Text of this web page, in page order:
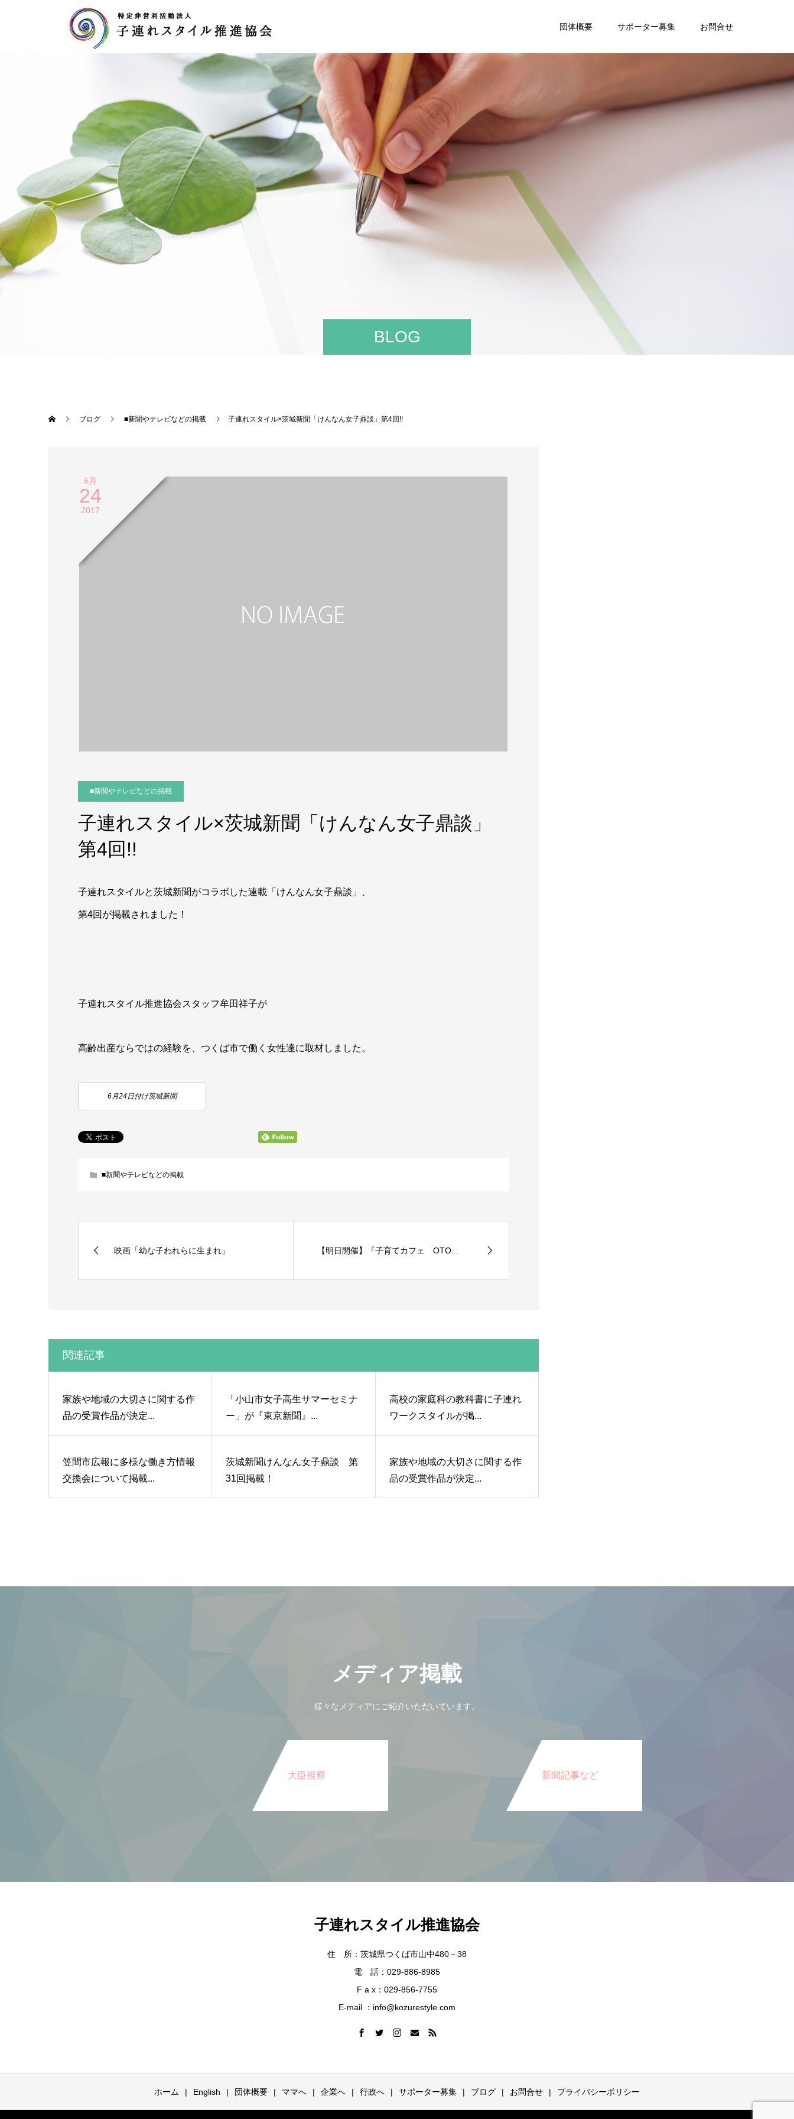
団体概要 サポーター募集 お問合せ
BLOG
ブログ ■新聞やテレビなどの掲載 子連れスタイル×茨城新聞「けんなん女子鼎談」第4回!!
6月
24
2017
■新聞やテレビなどの掲載
子連れスタイル×茨城新聞「けんなん女子鼎談」
第4回!!
子連れスタイルと茨城新聞がコラボした連載「けんなん女子鼎談」、
第4回が掲載されました！
子連れスタイル推進協会スタッフ牟田祥子が
高齢出産ならではの経験を、つくば市で働く女性達に取材しました。
6月24日付け茨城新聞
■新聞やテレビなどの掲載
映画「幼な子われらに生まれ」 【明日開催】『子育てカフェ OTO...
関連記事
家族や地域の大切さに関する作
品の受賞作品が決定...
「小山市女子高生サマーセミナ
ー」が『東京新聞』...
高校の家庭科の教科書に子連れ
ワークスタイルが掲...
笠間市広報に多様な働き方情報
交換会について掲載...
茨城新聞けんなん女子鼎談 第
31回掲載！
家族や地域の大切さに関する作
品の受賞作品が決定...
メディア掲載
様々なメディアにご紹介いただいています。
大臣視察 新聞記事など
子連れスタイル推進協会
住 所：茨城県つくば市山中480－38
電 話：029-886-8985
F a x：029-856-7755
E-mail ：info@kozurestyle.com
ホーム English 団体概要 ママへ 企業へ 行政へ サポーター募集 ブログ お問合せ プライバシーポリシー